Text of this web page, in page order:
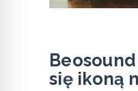
się ikoną